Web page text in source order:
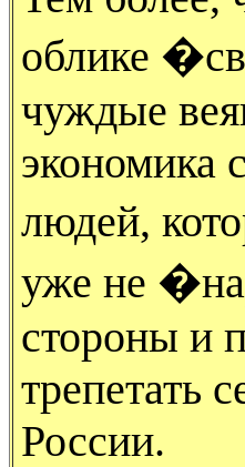
облике
чуждые
экономика
людей,
уже не
стороны и
трепетать
России.